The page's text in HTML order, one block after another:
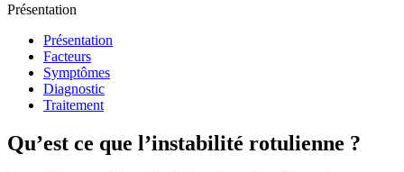
Présentation
Présentation
Facteurs
Symptômes
Diagnostic
Traitement
Qu’est ce que l’instabilité rotulienne ?